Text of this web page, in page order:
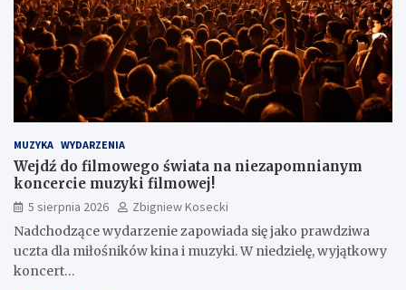
MUZYKA WYDARZENIA
Wejdź do filmowego świata na niezapomnianym
koncercie muzyki filmowej!
5 sierpnia 2026
Zbigniew Kosecki
Nadchodzące wydarzenie zapowiada się jako prawdziwa
uczta dla miłośników kina i muzyki. W niedzielę, wyjątkowy
koncert…